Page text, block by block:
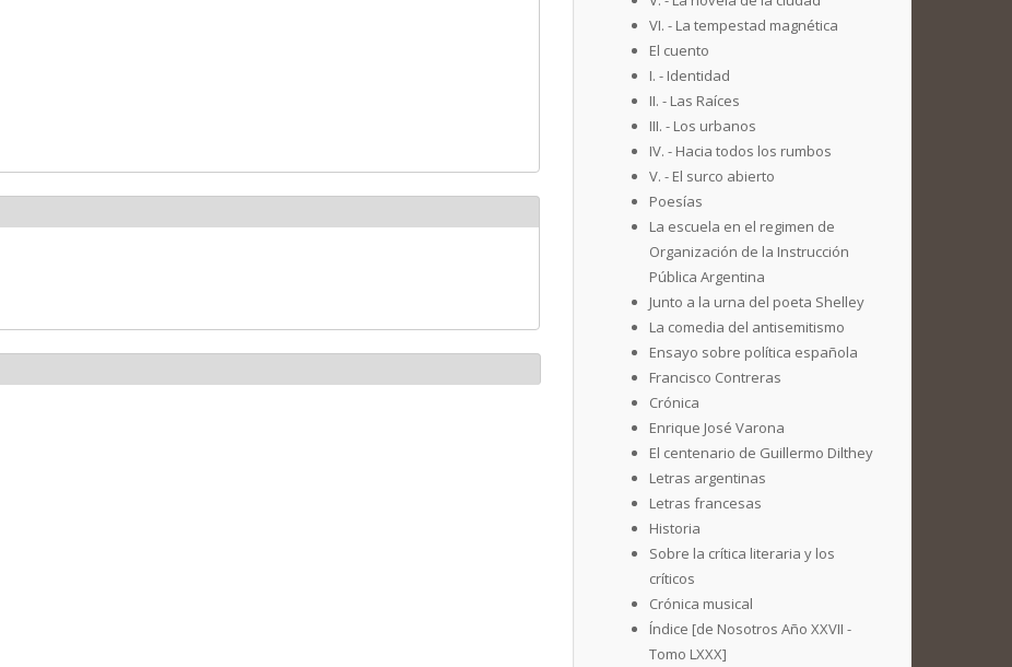
VI. - La tempestad magnética
El cuento
I. - Identidad
II. - Las Raíces
III. - Los urbanos
IV. - Hacia todos los rumbos
V. - El surco abierto
Poesías
La escuela en el regimen de
Organización de la Instrucción
Pública Argentina
Junto a la urna del poeta Shelley
La comedia del antisemitismo
Ensayo sobre política española
Francisco Contreras
Crónica
Enrique José Varona
El centenario de Guillermo Dilthey
Letras argentinas
Letras francesas
Historia
Sobre la crítica literaria y los
críticos
Crónica musical
Índice [de Nosotros Año XXVII -
Tomo LXXX]